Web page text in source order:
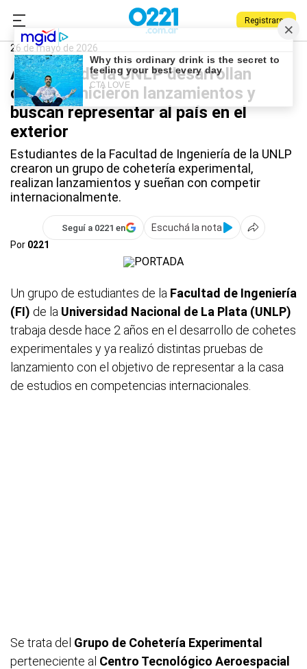
Registrarse
0221.com.ar
UNLP
26 de mayo de 2026
Alumnos de la UNLP desarrollan
cohetes, hicieron lanzamientos y
buscan representar al país en el
exterior
Estudiantes de la Facultad de Ingeniería de la UNLP
crearon un grupo de cohetería experimental,
realizan lanzamientos y sueñan con competir
internacionalmente.
Seguí a 0221 en
Escuchá la nota
Por 0221
Un grupo de estudiantes de la Facultad de Ingeniería
(FI) de la Universidad Nacional de La Plata (UNLP)
trabaja desde hace 2 años en el desarrollo de cohetes
experimentales y ya realizó distintas pruebas de
lanzamiento con el objetivo de representar a la casa
de estudios en competencias internacionales.
Se trata del Grupo de Cohetería Experimental
perteneciente al Centro Tecnológico Aeroespacial